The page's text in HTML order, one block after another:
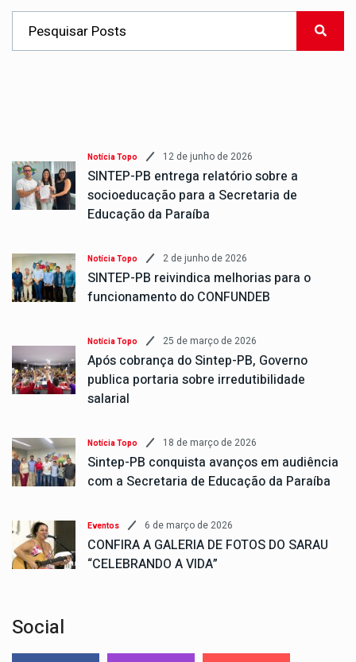
Notícia Topo 12 de junho de 2026
SINTEP-PB entrega relatório sobre a
socioeducação para a Secretaria de
Educação da Paraíba
Notícia Topo 2 de junho de 2026
SINTEP-PB reivindica melhorias para o
funcionamento do CONFUNDEB
Notícia Topo 25 de março de 2026
Após cobrança do Sintep-PB, Governo
publica portaria sobre irredutibilidade
salarial
Notícia Topo 18 de março de 2026
Sintep-PB conquista avanços em audiência
com a Secretaria de Educação da Paraíba
Eventos 6 de março de 2026
CONFIRA A GALERIA DE FOTOS DO SARAU
“CELEBRANDO A VIDA”
Social